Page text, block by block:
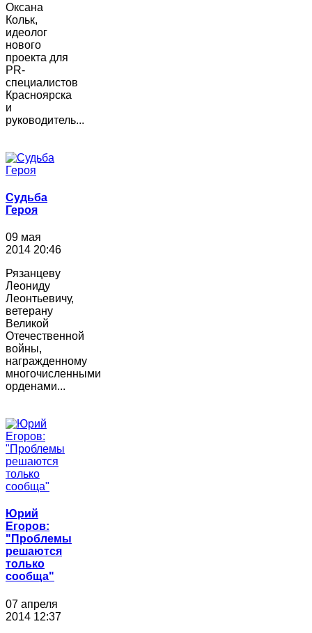
Оксана
Кольк,
идеолог
нового
проекта для
PR-
специалистов
Красноярска
и
руководитель...
Судьба
Героя
09 мая
2014 20:46
Рязанцеву
Леониду
Леонтьевичу,
ветерану
Великой
Отечественной
войны,
награжденному
многочисленными
орденами...
Юрий
Егоров:
"Проблемы
решаются
только
сообща"
07 апреля
2014 12:37